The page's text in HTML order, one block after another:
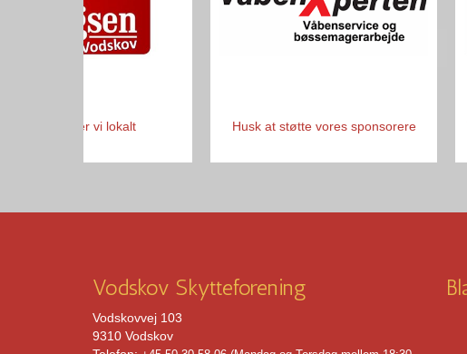
Her handler vi lokalt Husk at støtte vores sponsorere
Vodskov Skytteforening
Vodskovvej 103
9310 Vodskov